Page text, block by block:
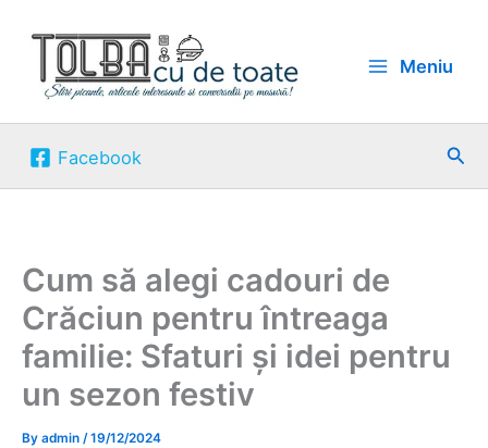
content
Meniu
Facebook
Cum să alegi cadouri de
Crăciun pentru întreaga
familie: Sfaturi și idei pentru
un sezon festiv
By admin /19/12/2024